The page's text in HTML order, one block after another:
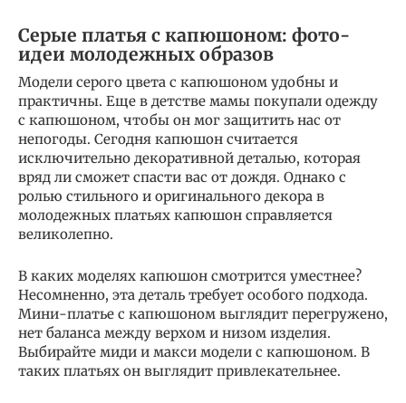
Серые платья с капюшоном: фото-
идеи молодежных образов
Модели серого цвета с капюшоном удобны и
практичны. Еще в детстве мамы покупали одежду
с капюшоном, чтобы он мог защитить нас от
непогоды. Сегодня капюшон считается
исключительно декоративной деталью, которая
вряд ли сможет спасти вас от дождя. Однако с
ролью стильного и оригинального декора в
молодежных платьях капюшон справляется
великолепно.
В каких моделях капюшон смотрится уместнее?
Несомненно, эта деталь требует особого подхода.
Мини-платье с капюшоном выглядит перегружено,
нет баланса между верхом и низом изделия.
Выбирайте миди и макси модели с капюшоном. В
таких платьях он выглядит привлекательнее.